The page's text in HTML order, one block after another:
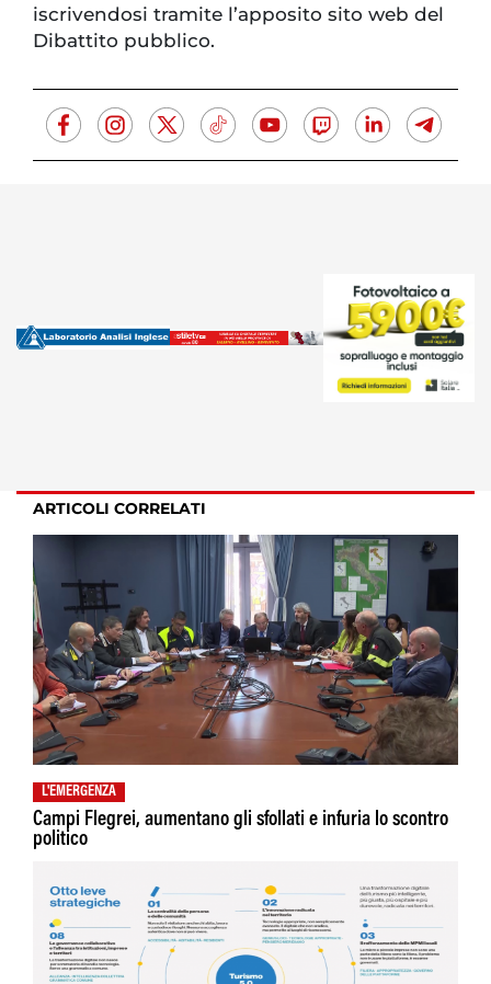
iscrivendosi tramite l’apposito sito web del
Dibattito pubblico.
ARTICOLI CORRELATI
L'EMERGENZA
Campi Flegrei, aumentano gli sfollati e infuria lo scontro
politico